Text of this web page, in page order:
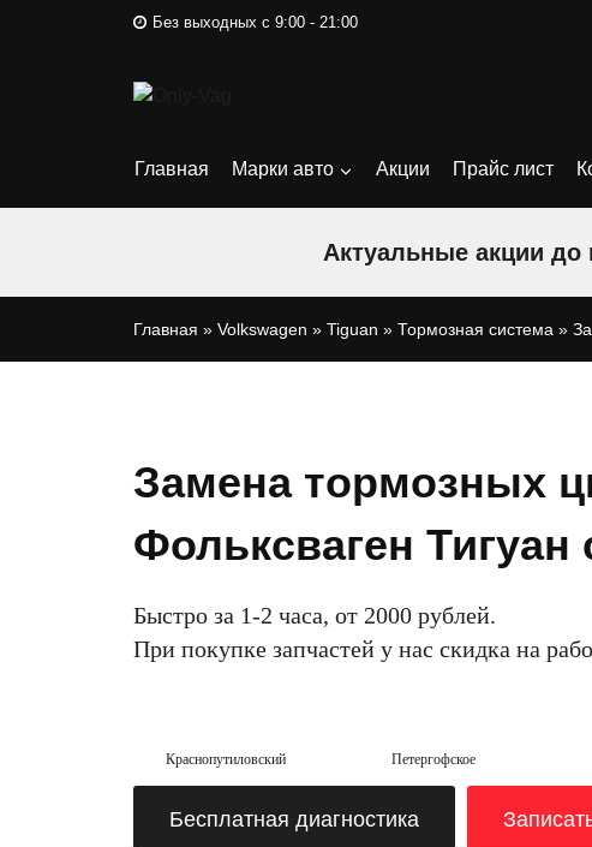
Без выходных с 9:00 - 21:00
Главная Марки авто Акции Прайс лист
Актуальные акции до
Главная » Volkswagen » Tiguan » Тормозная система »
Замена тормозных
Фольксваген Тигуан
Быстро за 1-2 часа, от 2000 рублей.
При покупке запчастей у нас скидка на
Краснопутиловский Петергофское
Бесплатная диагностика